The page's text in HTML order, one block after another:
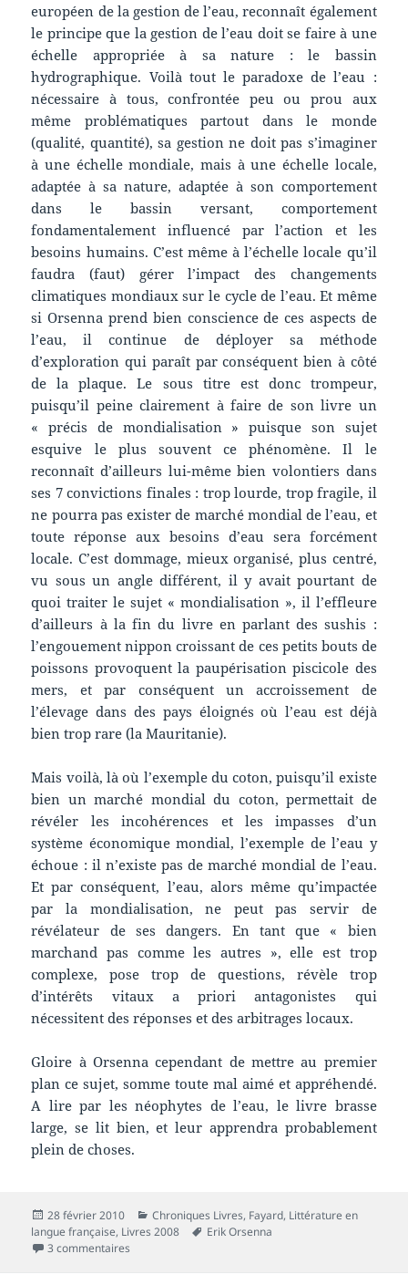
européen de la gestion de l’eau, reconnaît également
le principe que la gestion de l’eau doit se faire à une
échelle appropriée à sa nature : le bassin
hydrographique. Voilà tout le paradoxe de l’eau :
nécessaire à tous, confrontée peu ou prou aux
même problématiques partout dans le monde
(qualité, quantité), sa gestion ne doit pas s’imaginer
à une échelle mondiale, mais à une échelle locale,
adaptée à sa nature, adaptée à son comportement
dans le bassin versant, comportement
fondamentalement influencé par l’action et les
besoins humains. C’est même à l’échelle locale qu’il
faudra (faut) gérer l’impact des changements
climatiques mondiaux sur le cycle de l’eau. Et même
si Orsenna prend bien conscience de ces aspects de
l’eau, il continue de déployer sa méthode
d’exploration qui paraît par conséquent bien à côté
de la plaque. Le sous titre est donc trompeur,
puisqu’il peine clairement à faire de son livre un
« précis de mondialisation » puisque son sujet
esquive le plus souvent ce phénomène. Il le
reconnaît d’ailleurs lui-même bien volontiers dans
ses 7 convictions finales : trop lourde, trop fragile, il
ne pourra pas exister de marché mondial de l’eau, et
toute réponse aux besoins d’eau sera forcément
locale. C’est dommage, mieux organisé, plus centré,
vu sous un angle différent, il y avait pourtant de
quoi traiter le sujet « mondialisation », il l’effleure
d’ailleurs à la fin du livre en parlant des sushis :
l’engouement nippon croissant de ces petits bouts de
poissons provoquent la paupérisation piscicole des
mers, et par conséquent un accroissement de
l’élevage dans des pays éloignés où l’eau est déjà
bien trop rare (la Mauritanie).
Mais voilà, là où l’exemple du coton, puisqu’il existe
bien un marché mondial du coton, permettait de
révéler les incohérences et les impasses d’un
système économique mondial, l’exemple de l’eau y
échoue : il n’existe pas de marché mondial de l’eau.
Et par conséquent, l’eau, alors même qu’impactée
par la mondialisation, ne peut pas servir de
révélateur de ses dangers. En tant que « bien
marchand pas comme les autres », elle est trop
complexe, pose trop de questions, révèle trop
d’intérêts vitaux a priori antagonistes qui
nécessitent des réponses et des arbitrages locaux.
Gloire à Orsenna cependant de mettre au premier
plan ce sujet, somme toute mal aimé et appréhendé.
A lire par les néophytes de l’eau, le livre brasse
large, se lit bien, et leur apprendra probablement
plein de choses.
Publié
le
28 février 2010 Catégories
Chroniques Livres, Fayard, Littérature en
langue française, Livres 2008
Mots-
Erik Orsenna
3 commentaires